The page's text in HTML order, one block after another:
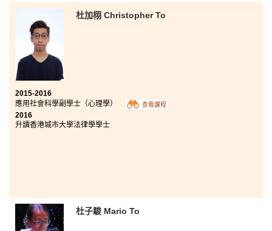
杜加栩 Christopher To
2015-2016
應用社會科學副學士（心理學）
查看課程
2016
升讀香港城市大學法律學學士
杜子駿 Mario To